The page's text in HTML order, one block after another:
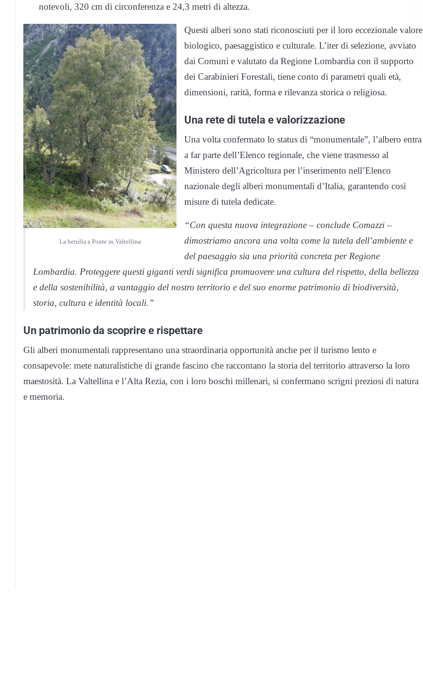
notevoli, 320 cm di circonferenza e 24,3 metri di altezza.
La betulla a Ponte in Valtellina
Questi alberi sono stati riconosciuti per il loro eccezionale valore
biologico, paesaggistico e culturale. L’iter di selezione, avviato
dai Comuni e valutato da Regione Lombardia con il supporto
dei Carabinieri Forestali, tiene conto di parametri quali età,
dimensioni, rarità, forma e rilevanza storica o religiosa.
Una rete di tutela e valorizzazione
Una volta confermato lo status di “monumentale”, l’albero entra
a far parte dell’Elenco regionale, che viene trasmesso al
Ministero dell’Agricoltura per l’inserimento nell’Elenco
nazionale degli alberi monumentali d’Italia, garantendo così
misure di tutela dedicate.
“Con questa nuova integrazione – conclude Comazzi –
dimostriamo ancora una volta come la tutela dell’ambiente e
del paesaggio sia una priorità concreta per Regione
Lombardia. Proteggere questi giganti verdi significa promuovere una cultura del rispetto, della bellezza
e della sostenibilità, a vantaggio del nostro territorio e del suo enorme patrimonio di biodiversità,
storia, cultura e identità locali.”
Un patrimonio da scoprire e rispettare
Gli alberi monumentali rappresentano una straordinaria opportunità anche per il turismo lento e
consapevole: mete naturalistiche di grande fascino che raccontano la storia del territorio attraverso la loro
maestosità. La Valtellina e l’Alta Rezia, con i loro boschi millenari, si confermano scrigni preziosi di natura
e memoria.